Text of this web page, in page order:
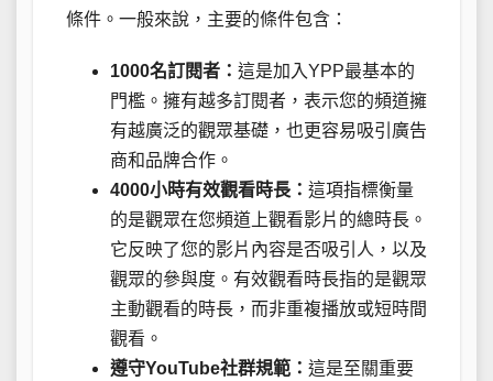
條件。一般來說，主要的條件包含：
1000名訂閱者： 這是加入YPP最基本的
門檻。擁有越多訂閱者，表示您的頻道擁
有越廣泛的觀眾基礎，也更容易吸引廣告
商和品牌合作。
4000小時有效觀看時長： 這項指標衡量
的是觀眾在您頻道上觀看影片的總時長。
它反映了您的影片內容是否吸引人，以及
觀眾的參與度。有效觀看時長指的是觀眾
主動觀看的時長，而非重複播放或短時間
觀看。
遵守YouTube社群規範： 這是至關重要